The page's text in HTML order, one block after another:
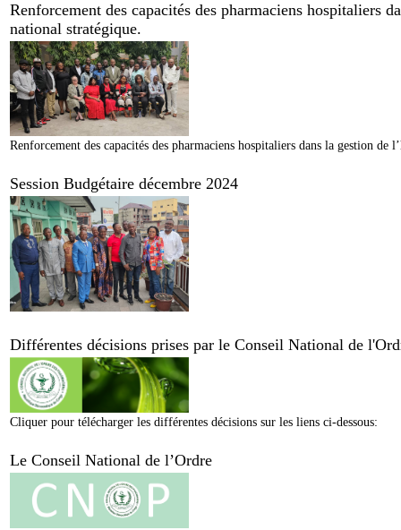
Renforcement des capacités des pharmaciens hospitaliers
national stratégique.
Renforcement des capacités des pharmaciens hospitaliers dans la gestion
Session Budgétaire décembre 2024
Différentes décisions prises par le Conseil National de
Cliquer pour télécharger les différentes décisions sur les liens ci-dessous:
Le Conseil National de l’Ordre